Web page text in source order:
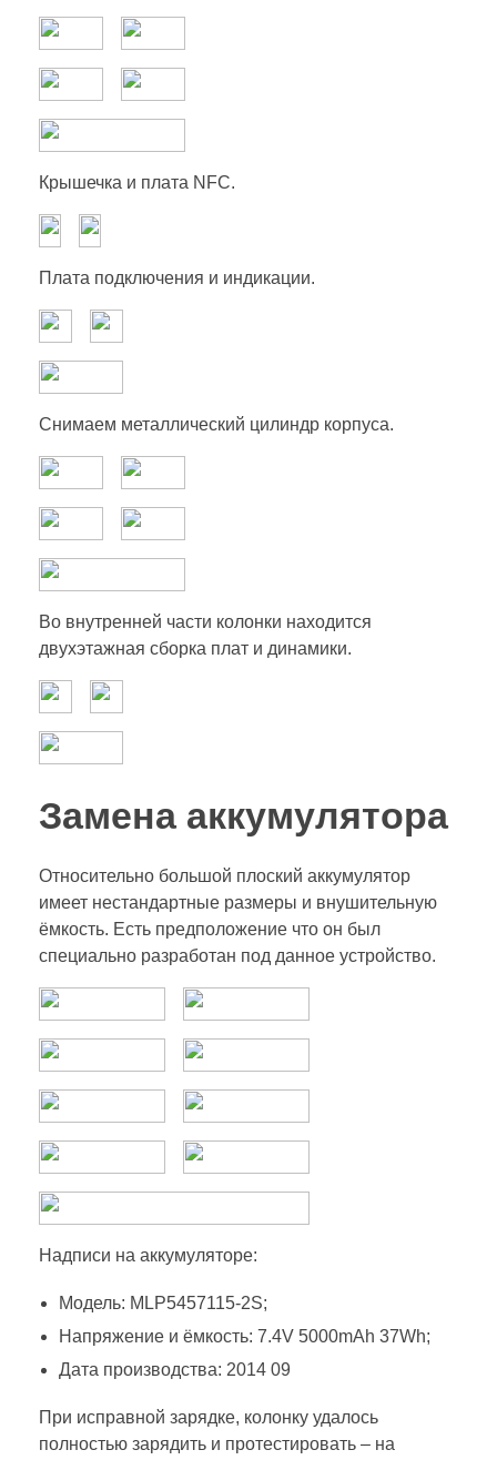
Крышечка и плата NFC.
Плата подключения и индикации.
Снимаем металлический цилиндр корпуса.
Во внутренней части колонки находится
двухэтажная сборка плат и динамики.
Замена аккумулятора
Относительно большой плоский аккумулятор
имеет нестандартные размеры и внушительную
ёмкость. Есть предположение что он был
специально разработан под данное устройство.
Надписи на аккумуляторе:
Модель: MLP5457115-2S;
Напряжение и ёмкость: 7.4V 5000mAh 37Wh;
Дата производства: 2014 09
При исправной зарядке, колонку удалось
полностью зарядить и протестировать – на